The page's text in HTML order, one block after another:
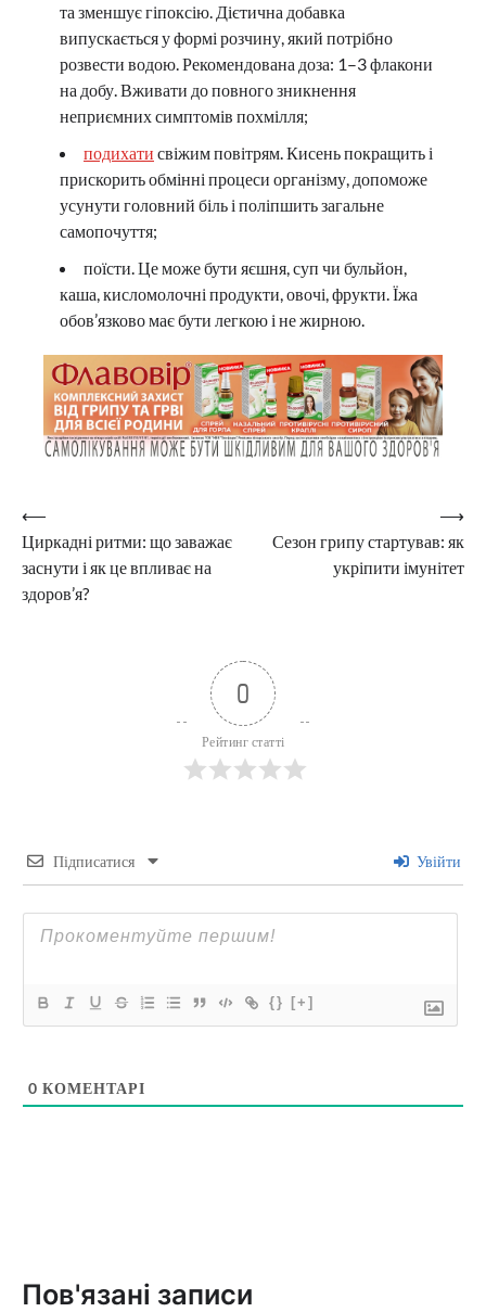
та зменшує гіпоксію. Дієтична добавка
випускається у формі розчину, який потрібно
розвести водою. Рекомендована доза: 1–3 флакони
на добу. Вживати до повного зникнення
неприємних симптомів похмілля;
подихати свіжим повітрям. Кисень покращить і
прискорить обмінні процеси організму, допоможе
усунути головний біль і поліпшить загальне
самопочуття;
поїсти. Це може бути яєшня, суп чи бульйон,
каша, кисломолочні продукти, овочі, фрукти. Їжа
обов’язково має бути легкою і не жирною.
Навігація
записів
⟵
Циркадні ритми: що заважає
заснути і як це впливає на
здоров’я?
Сезон грипу стартував: як
укріпити імунітет
⟶
0
Рейтинг статті
Підписатися Увійти
{} [+]
0 КОМЕНТАРІ
Пов'язані записи